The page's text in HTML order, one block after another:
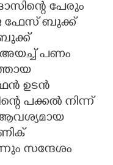
പേരും
ഫേസ് ബുക്ക്
അയച്ച് പണം
ഉടൻ
പക്കൽ നിന്ന്
സന്ദേശം